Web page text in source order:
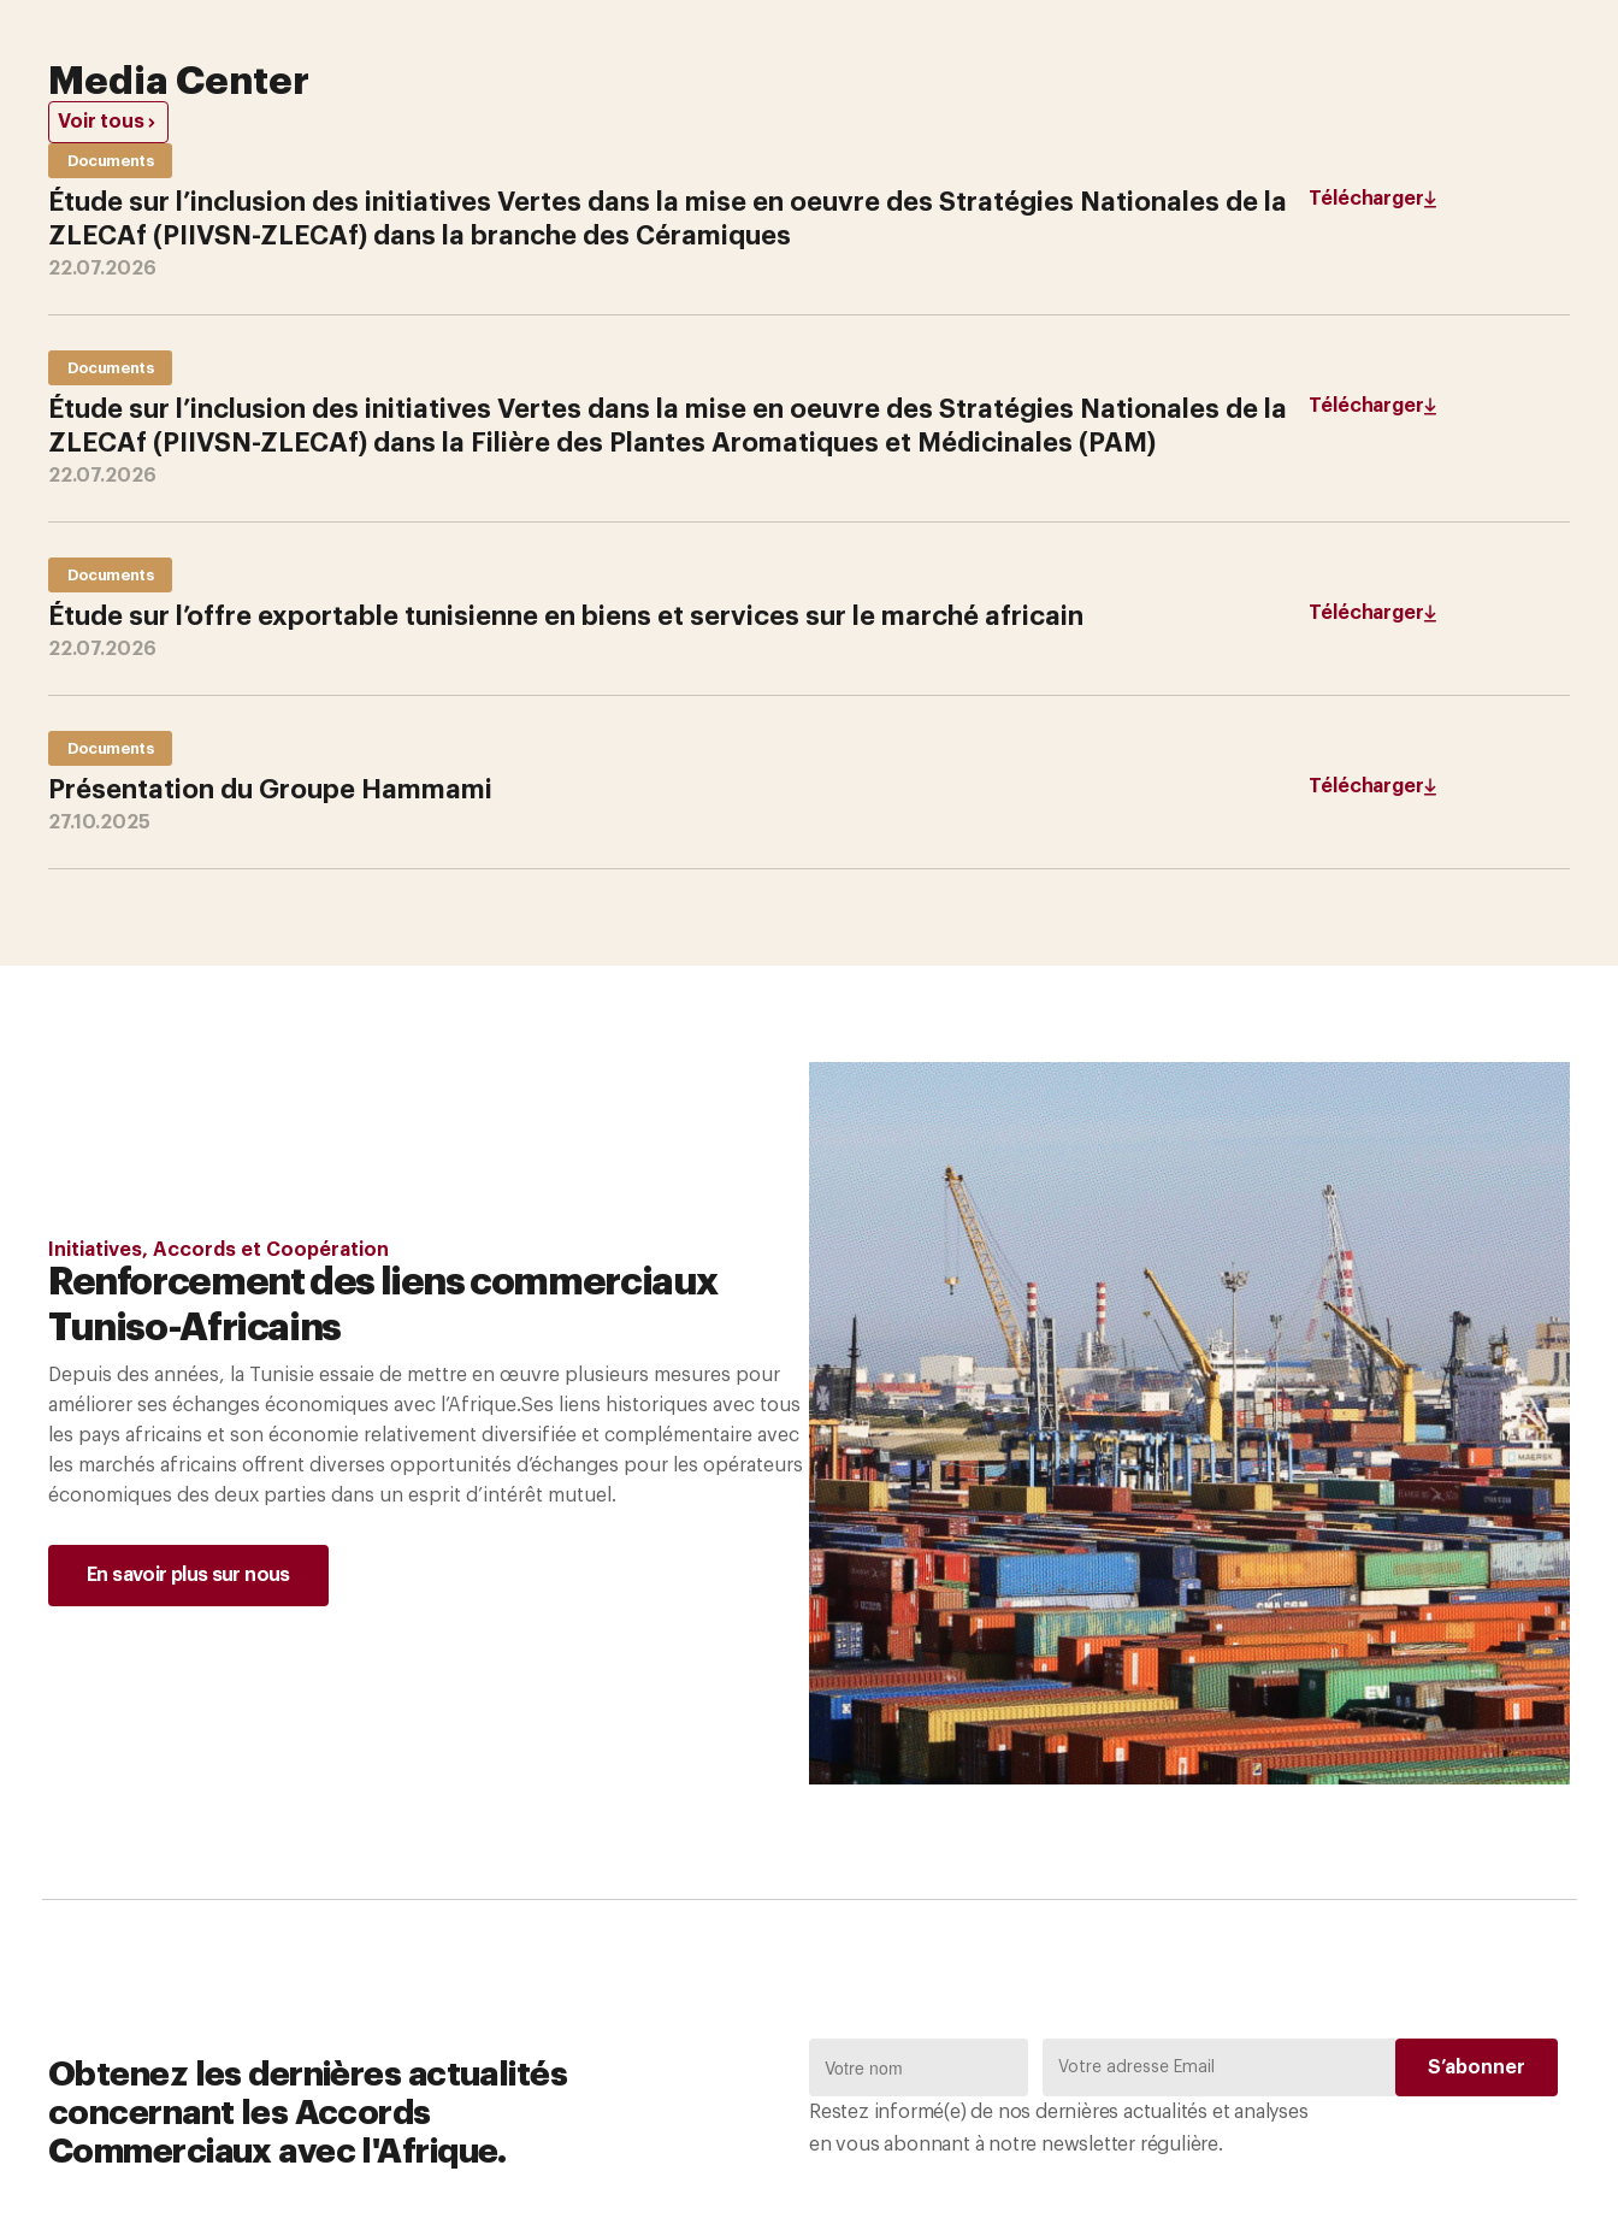
Media Center
Voir tous
Documents
Étude sur l’inclusion des initiatives Vertes dans la mise en oeuvre des Stratégies Nationales de la
ZLECAf (PIIVSN-ZLECAf) dans la branche des Céramiques
22.07.2026
Télécharger
Documents
Étude sur l’inclusion des initiatives Vertes dans la mise en oeuvre des Stratégies Nationales de la
ZLECAf (PIIVSN-ZLECAf) dans la Filière des Plantes Aromatiques et Médicinales (PAM)
22.07.2026
Télécharger
Documents
Étude sur l’offre exportable tunisienne en biens et services sur le marché africain
22.07.2026
Télécharger
Documents
Présentation du Groupe Hammami
27.10.2025
Télécharger
Initiatives, Accords et Coopération
Renforcement des liens commerciaux
Tuniso-Africains
Depuis des années, la Tunisie essaie de mettre en œuvre plusieurs mesures pour
améliorer ses échanges économiques avec l’Afrique.Ses liens historiques avec tous
les pays africains et son économie relativement diversifiée et complémentaire avec
les marchés africains offrent diverses opportunités d’échanges pour les opérateurs
économiques des deux parties dans un esprit d’intérêt mutuel.
En savoir plus sur nous
Obtenez les dernières actualités
concernant les Accords
Commerciaux avec l'Afrique.
Restez informé(e) de nos dernières actualités et analyses
en vous abonnant à notre newsletter régulière.